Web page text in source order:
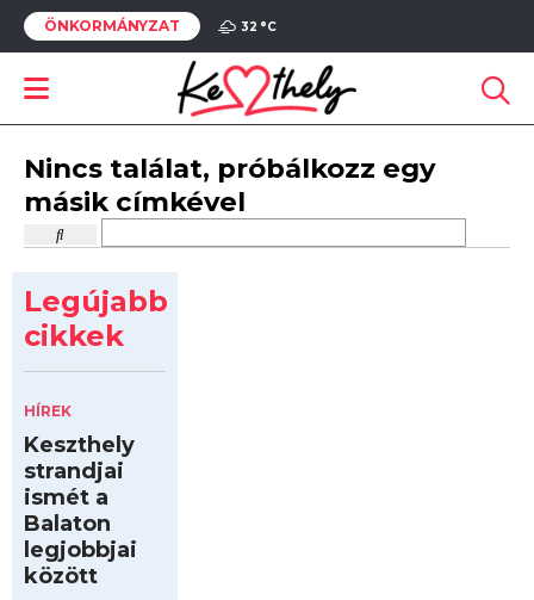
ÖNKORMÁNYZAT 32 °C
Nincs találat, próbálkozz egy
másik címkével
Legújabb
cikkek
HÍREK
Keszthely
strandjai
ismét a
Balaton
legjobbjai
között